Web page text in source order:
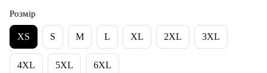
Розмір
XS S M L XL 2XL 3XL
4XL 5XL 6XL